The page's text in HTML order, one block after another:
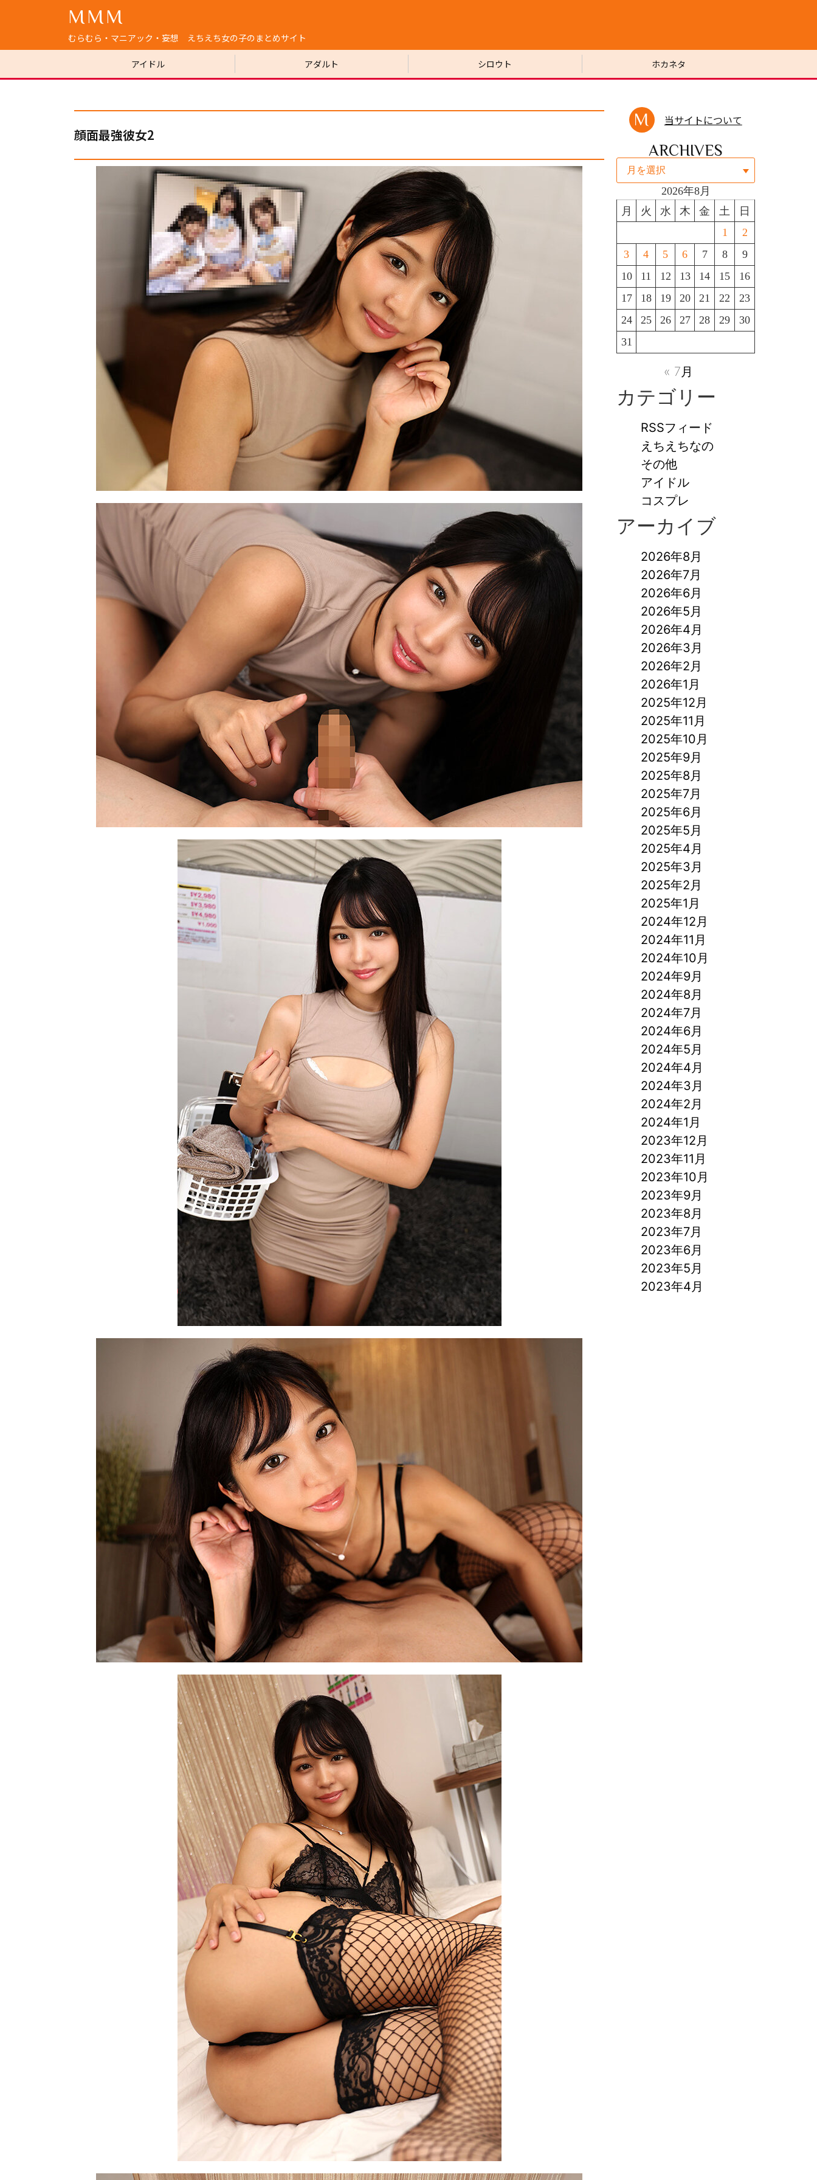
MMM
むらむら・マニアック・妄想 えちえち女の子のまとめサイト
アイドル アダルト シロウト ホカネタ
顔面最強彼女2
当サイトについて
ARCHIVES
2026年8月
月 火 水 木 金 土 日
1
2
3
4 5 6 7 8
9
10
11 12 13 14 15
16
17
18 19 20 21 22
23
24
25 26 27 28 29
30
31
« 7月
カテゴリー
RSSフィード
えちえちなの
その他
アイドル
コスプレ
アーカイブ
2026年8月
2026年7月
2026年6月
2026年5月
2026年4月
2026年3月
2026年2月
2026年1月
2025年12月
2025年11月
2025年10月
2025年9月
2025年8月
2025年7月
2025年6月
2025年5月
2025年4月
2025年3月
2025年2月
2025年1月
2024年12月
2024年11月
2024年10月
2024年9月
2024年8月
2024年7月
2024年6月
2024年5月
2024年4月
2024年3月
2024年2月
2024年1月
2023年12月
2023年11月
2023年10月
2023年9月
2023年8月
2023年7月
2023年6月
2023年5月
2023年4月